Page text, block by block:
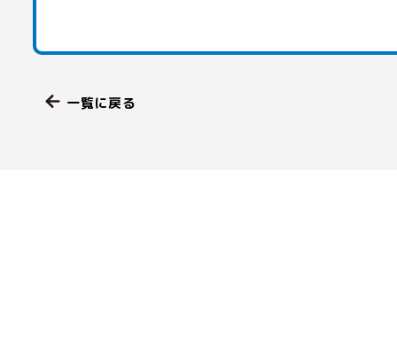
一覧に戻る